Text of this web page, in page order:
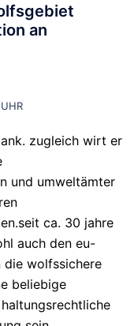
an
zugleich wirt er
und umweltämter
ca. 30 jahre
auch den eu-
die wolfssichere
beliebige